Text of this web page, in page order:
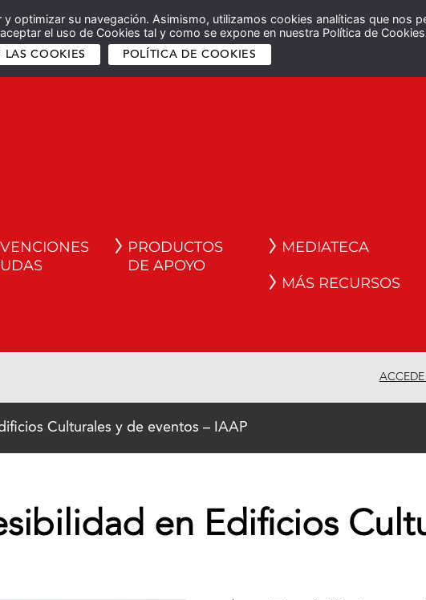
optimizar su navegación. Asimismo, utilizamos cookies analíticas que nos
el uso de Cookies tal y como se expone en nuestra Política de
LAS COOKIES POLÍTICA DE COOKIES
PRODUCTOS
DE APOYO
MEDIATECA
MÁS RECURSOS
Culturales y de eventos – IAAP
en Edificios